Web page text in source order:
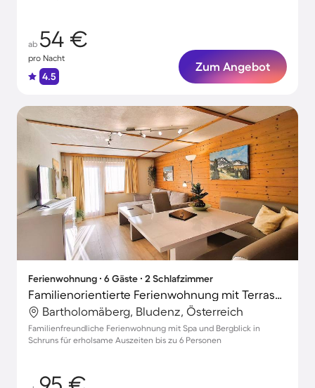
ab 54 €
pro Nacht
4.5
Zum Angebot
Ferienwohnung ∙ 6 Gäste ∙ 2 Schlafzimmer
Familienorientierte Ferienwohnung mit Terrasse | Bergblick
Bartholomäberg, Bludenz, Österreich
Familienfreundliche Ferienwohnung mit Spa und Bergblick in
Schruns für erholsame Auszeiten bis zu 6 Personen